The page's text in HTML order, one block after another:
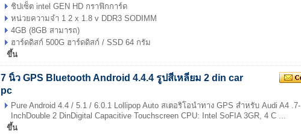
ชิปเซ็ต intel GEN HD กราฟิกการ์ด
หน่วยความจำ 1 2 x 1.8 v DDR3 SODIMM
4GB (8GB สามารถ)
ฮาร์ดดิสก์ 500G ฮาร์ดดิสก์ / SSD 64 กรัม
ขึ้น
7 นิ้ว GPS Bluetooth Android 4.4.4 รูปสี่เหลี่ยม 2 din car
pc
Pure Android 4.4 / 5.1 / 6.0.1 Lollipop Auto สเตอริโอนำทาง GPS สำหรับ Audi A4 .7-
InchDouble 2 DinDigital Capacitive Touchscreen CPU: Intel SoFIA 3GR, 4 C ...
ขึ้น